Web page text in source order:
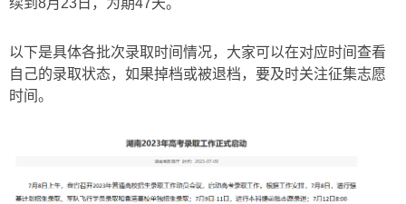
续到8月23日，为期47天。
以下是具体各批次录取时间情况，大家可以在对应时间查看
自己的录取状态，如果掉档或被退档，要及时关注征集志愿
时间。